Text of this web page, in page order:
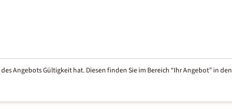
Angebots Gültigkeit hat. Diesen finden Sie im Bereich “Ihr Angebot” in den